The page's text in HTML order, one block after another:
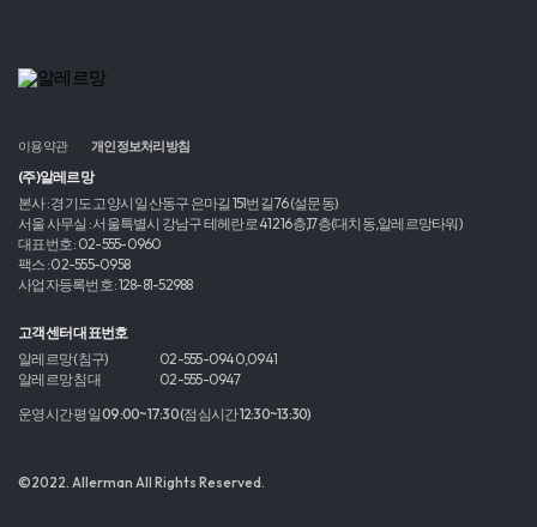
이용약관 개인정보처리방침
(주)알레르망
본사 : 경기도 고양시 일산동구 은마길 151번길 76 (설문동)
서울 사무실 : 서울특별시 강남구 테헤란로 412 16층,17층(대치동,알레르망타워)
대표번호 : 02-555-0960
팩스 : 02-555-0958
사업자등록번호 : 128-81-52988
고객센터 대표번호
알레르망 (침구)
02-555-0940,0941
알레르망 침대
02-555-0947
운영시간 평일 09:00~17:30 (점심시간 12:30~13:30)
©2022. Allerman All Rights Reserved.